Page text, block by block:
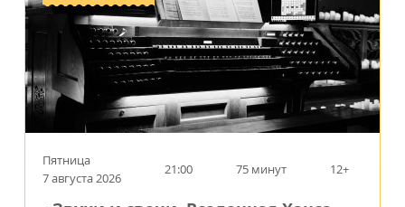
Пятница
7 августа 2026
21:00 75 минут 12+